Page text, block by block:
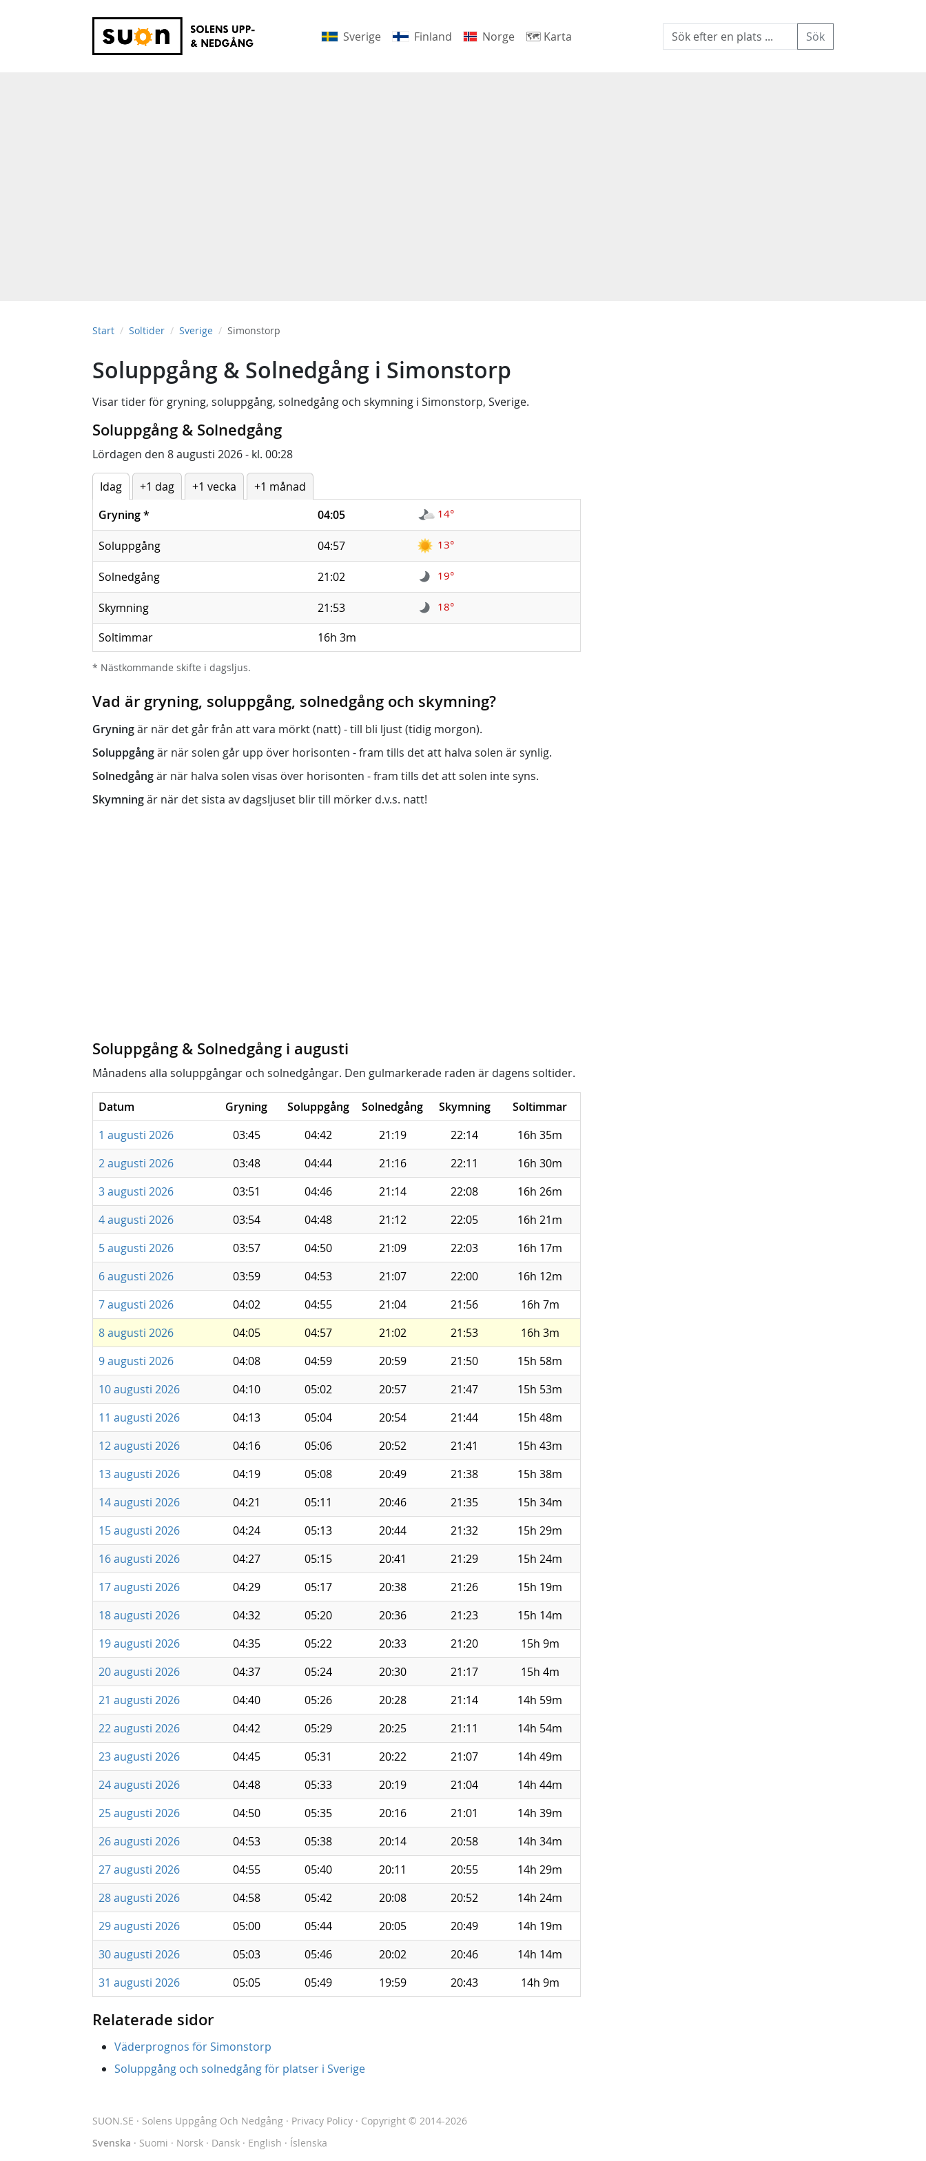
Sverige Finland Norge 🗺 Karta
Start Soltider Sverige Simonstorp
Soluppgång & Solnedgång i Simonstorp
Visar tider för gryning, soluppgång, solnedgång och skymning i Simonstorp, Sverige.
Soluppgång & Solnedgång
Lördagen den 8 augusti 2026 - kl. 00:28
Idag +1 dag +1 vecka
+1 månad
Gryning* 04:05 14°
Soluppgång 04:57 13°
Solnedgång 21:02 19°
Skymning 21:53 18°
Soltimmar 16h 3m
* Nästkommande skifte i dagsljus.
Vad är gryning, soluppgång, solnedgång och skymning?
Gryningär när det går från att vara mörkt (natt) - till bli ljust (tidig morgon).
Soluppgångär när solen går upp över horisonten - fram tills det att halva solen är synlig.
Solnedgångär när halva solen visas över horisonten - fram tills det att solen inte syns.
Skymningär när det sista av dagsljuset blir till mörker d.v.s. natt!
Soluppgång & Solnedgång i augusti
Månadens alla soluppgångar och solnedgångar. Den gulmarkerade raden är dagens soltider.
Datum Gryning Soluppgång Solnedgång Skymning
Soltimmar
1 augusti 2026
03:45 04:42 21:19 22:14
16h 35m
2 augusti 2026
03:48 04:44 21:16 22:11
16h 30m
3 augusti 2026
03:51 04:46 21:14 22:08
16h 26m
4 augusti 2026
03:54 04:48 21:12 22:05
16h 21m
5 augusti 2026
03:57 04:50 21:09 22:03
16h 17m
6 augusti 2026
03:59 04:53 21:07 22:00
16h 12m
7 augusti 2026
04:02 04:55 21:04 21:56
16h 7m
8 augusti 2026
04:05 04:57 21:02 21:53
16h 3m
9 augusti 2026
04:08 04:59 20:59 21:50
15h 58m
10 augusti 2026
04:10 05:02 20:57 21:47
15h 53m
11 augusti 2026
04:13 05:04 20:54 21:44
15h 48m
12 augusti 2026
04:16 05:06 20:52 21:41
15h 43m
13 augusti 2026
04:19 05:08 20:49 21:38
15h 38m
14 augusti 2026
04:21 05:11 20:46 21:35
15h 34m
15 augusti 2026
04:24 05:13 20:44 21:32
15h 29m
16 augusti 2026
04:27 05:15 20:41 21:29
15h 24m
17 augusti 2026
04:29 05:17 20:38 21:26
15h 19m
18 augusti 2026
04:32 05:20 20:36 21:23
15h 14m
19 augusti 2026
04:35 05:22 20:33 21:20
15h 9m
20 augusti 2026
04:37 05:24 20:30 21:17
15h 4m
21 augusti 2026
04:40 05:26 20:28 21:14
14h 59m
22 augusti 2026
04:42 05:29 20:25 21:11
14h 54m
23 augusti 2026
04:45 05:31 20:22 21:07
14h 49m
24 augusti 2026
04:48 05:33 20:19 21:04
14h 44m
25 augusti 2026
04:50 05:35 20:16 21:01
14h 39m
26 augusti 2026
04:53 05:38 20:14 20:58
14h 34m
27 augusti 2026
04:55 05:40 20:11 20:55
14h 29m
28 augusti 2026
04:58 05:42 20:08 20:52
14h 24m
29 augusti 2026
05:00 05:44 20:05 20:49
14h 19m
30 augusti 2026
05:03 05:46 20:02 20:46
14h 14m
31 augusti 2026
05:05 05:49 19:59 20:43 14h 9m
Relaterade sidor
Väderprognos för Simonstorp
Soluppgång och solnedgång för platser i Sverige
SUON.SE · Solens Uppgång Och Nedgång · Privacy Policy · Copyright © 2014-2026
Svenska · Suomi · Norsk · Dansk · English · Íslenska